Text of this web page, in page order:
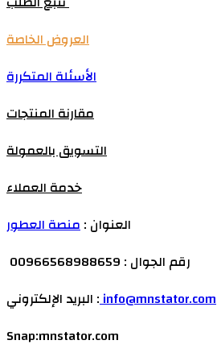
العروض الخاصة
الأسئلة المتكررة
مقارنة المنتجات
التسويق بالعمولة
خدمة العملاء
العنوان :منصة العطور
رقم الجوال : 00966568988659
البريد الإلكتروني :info@mnstator.com
Snap:mnstator.com